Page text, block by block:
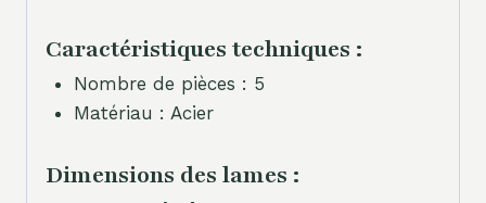
Caractéristiques techniques :
Nombre de pièces : 5
Matériau : Acier
Dimensions des lames :